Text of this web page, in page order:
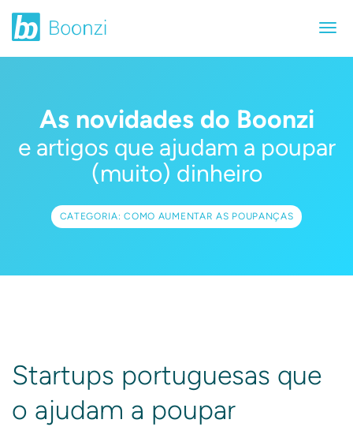
As novidades do Boonzi
e artigos que ajudam a poupar
(muito) dinheiro
CATEGORIA: COMO AUMENTAR AS POUPANÇAS
Startups portuguesas que
o ajudam a poupar